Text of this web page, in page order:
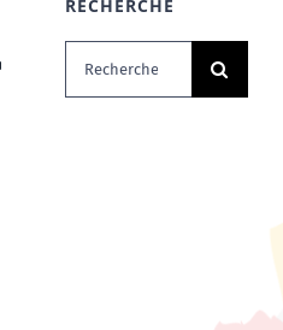
RECHERCHE
Rechercher: